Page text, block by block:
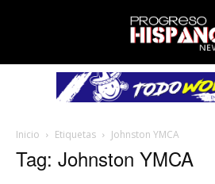
Inicio Etiquetas Johnston YMCA
Tag: Johnston YMCA